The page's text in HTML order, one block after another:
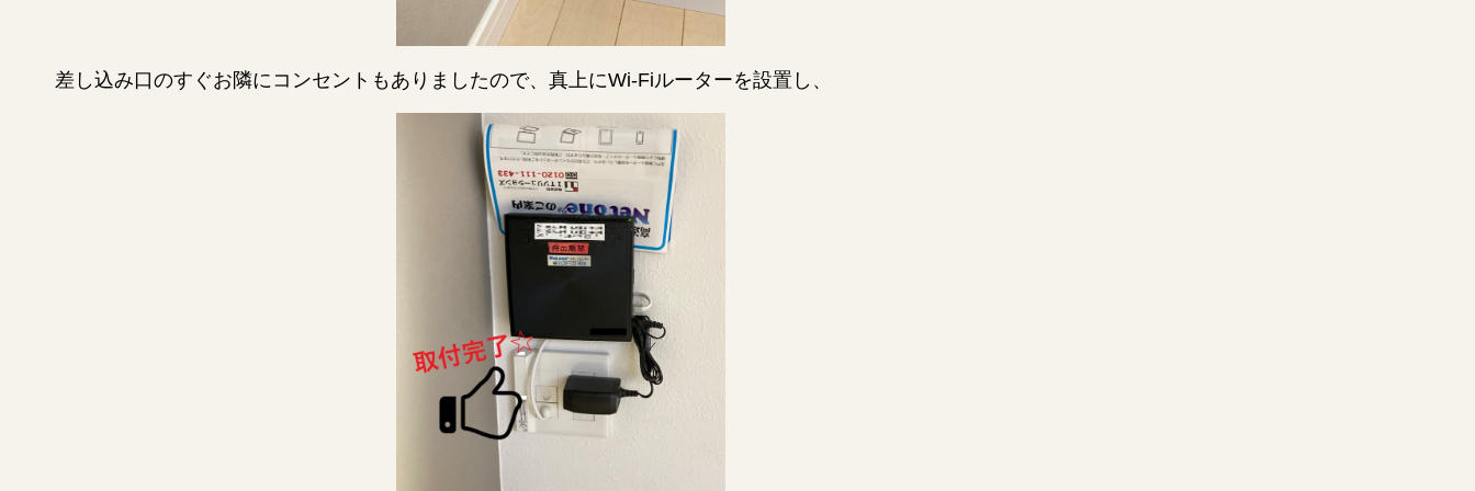
差し込み口のすぐお隣にコンセントもありましたので、真上にWi-Fiルーターを設置し、